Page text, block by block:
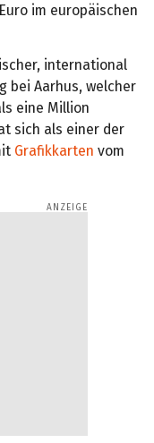
im europäischen
international
bei Aarhus, welcher
eine Million
sich als einer der
Grafikkarten vom